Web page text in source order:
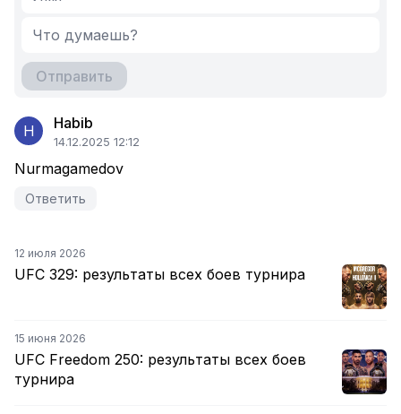
Отправить
H Habib
14.12.2025 12:12
Nurmagamedov
Ответить
12 июля 2026
UFC 329: результаты всех боев турнира
15 июня 2026
UFC Freedom 250: результаты всех боев
турнира